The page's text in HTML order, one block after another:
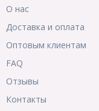
О нас
Доставка и оплата
Оптовым клиентам
FAQ
Отзывы
Контакты